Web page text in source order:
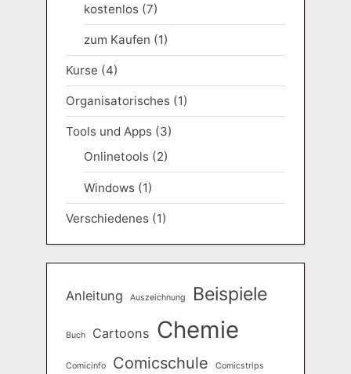
kostenlos (7)
zum Kaufen (1)
Kurse (4)
Organisatorisches (1)
Tools und Apps (3)
Onlinetools (2)
Windows (1)
Verschiedenes (1)
Anleitung Auszeichnung Beispiele
Buch Cartoons Chemie
Comicinfo Comicschule Comicstrips